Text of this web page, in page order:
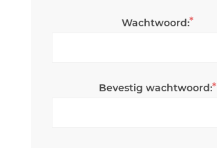
Wachtwoord:*
Bevestig wachtwoord:*